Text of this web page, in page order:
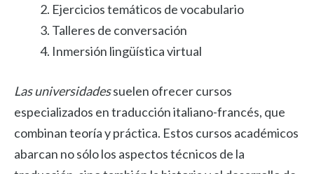
Ejercicios temáticos de vocabulario
Talleres de conversación
Inmersión lingüística virtual
Las universidadessuelen ofrecer cursos
especializados en traducción italiano-francés, que
combinan teoría y práctica. Estos cursos académicos
abarcan no sólo los aspectos técnicos de la